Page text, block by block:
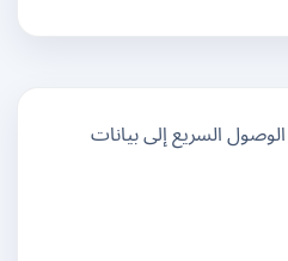
السريع إلى بيانات